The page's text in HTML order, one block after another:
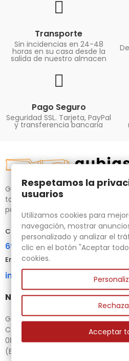
Transporte
Sin incidencias en 24-48
horas en su casa desde la
salida de nuestro almacen
Pago Seguro
Seguridad SSL. Tarjeta, PayPal
y transferencia bancaria
Gubias.com.es, tu tienda
tornos para bricolaje y maquinaria
para tus necesidades.
Contacta con nosotros
696 95 85 58
Email
info@gubias.com.es
Nuestra tienda
Ganiveteria Rius
C/ Goleta, 11
08221 Terrassa
(Barcelona)
Respetamos la
usuarios
Utilizamos cookies para
navegación, mostrar
personalizado y analizar el
clic en el botón "Aceptar
cookies.
Acceptar